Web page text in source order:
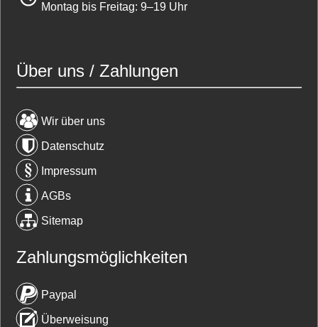
Montag bis Freitag: 9–19 Uhr
Über uns / Zahlungen
Wir über uns
Datenschutz
Impressum
AGBs
Sitemap
Zahlungsmöglichkeiten
Paypal
Überweisung